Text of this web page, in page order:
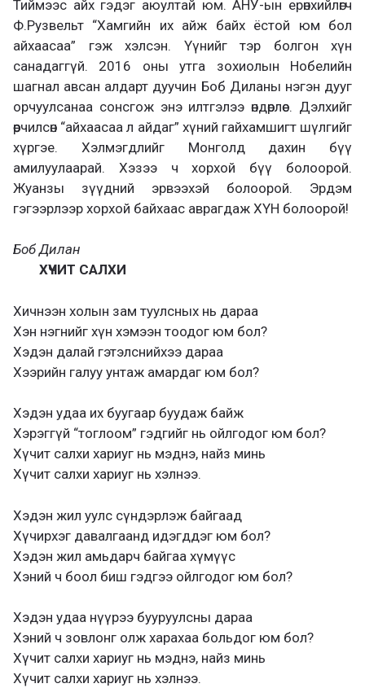
Тиймээс айх гэдэг аюултай юм. АНУ-ын ерөнхийлөгч
Ф.Рузвельт “Хамгийн их айж байх ёстой юм бол
айхаасаа” гэж хэлсэн. Үүнийг тэр болгон хүн
санадаггүй. 2016 оны утга зохиолын Нобелийн
шагнал авсан алдарт дуучин Боб Диланы нэгэн дууг
орчуулсанаа сонсгож энэ илтгэлээ өндөрлөе. Дэлхийг
өөрчилсөн “айхаасаа л айдаг” хүний гайхамшигт шүлгийг
хүргэе. Хэлмэгдлийг Монголд дахин бүү
амилуулаарай. Хэзээ ч хорхой бүү болоорой.
Жуанзы зүүдний эрвээхэй болоорой. Эрдэм
гэгээрлээр хорхой байхаас аврагдаж ХҮН болоорой!
Боб Дилан
ХҮЧИТ САЛХИ
Хичнээн холын зам туулсных нь дараа
Хэн нэгнийг хүн хэмээн тоодог юм бол?
Хэдэн далай гэтэлснийхээ дараа
Хээрийн галуу унтаж амардаг юм бол?
Хэдэн удаа их буугаар буудаж байж
Хэрэггүй “тоглоом” гэдгийг нь ойлгодог юм бол?
Хүчит салхи хариуг нь мэднэ, найз минь
Хүчит салхи хариуг нь хэлнээ.
Хэдэн жил уулс сүндэрлэж байгаад
Хүчирхэг давалгаанд идэгддэг юм бол?
Хэдэн жил амьдарч байгаа хүмүүс
Хэний ч боол биш гэдгээ ойлгодог юм бол?
Хэдэн удаа нүүрээ бууруулсны дараа
Хэний ч зовлонг олж харахаа больдог юм бол?
Хүчит салхи хариуг нь мэднэ, найз минь
Хүчит салхи хариуг нь хэлнээ.